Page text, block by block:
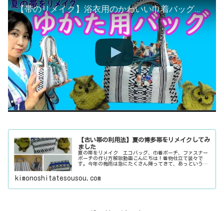
【帯のリメイク】浴衣用のかわいい巾着バッグの作り方 初心者でもかんたんな巾着バッグ
【古い帯の利用法】夏の博多帯をリメイクしてみ
ました
夏の帯をリメイク エコバッグ、巾着ポーチ、ファスナー
ポーチの作り方解説動画こんにちは！着物仕立て装々で
す。今年の梅雨は急にたくさん降ってきて、あっという間
kimonoshitatesousou.com